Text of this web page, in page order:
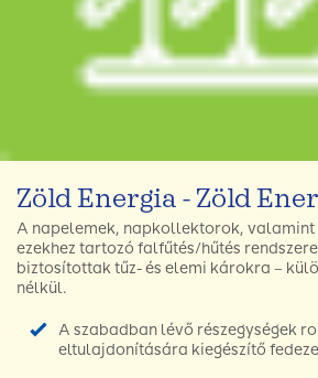
Zöld Energia - Zöld
A napelemek, napkollektorok, valamint
ezekhez tartozó falfűtés/hűtés
biztosítottak tűz- és elemi károkra –
nélkül.
A szabadban lévő részegységek
eltulajdonítására kiegészítő